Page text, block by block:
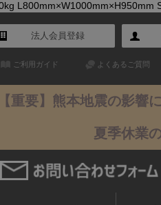
L800mm×W1000mm×H950mm
法人会員登録
ご利用ガイド よくあるご質問
重要】熊本地震の影響
夏季休業